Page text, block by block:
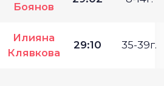
Боянов
Илияна
Клявкова
29:10 35-39г.